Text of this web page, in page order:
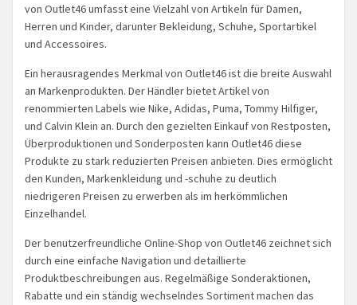
von Outlet46 umfasst eine Vielzahl von Artikeln für Damen,
Herren und Kinder, darunter Bekleidung, Schuhe, Sportartikel
und Accessoires.
Ein herausragendes Merkmal von Outlet46 ist die breite Auswahl
an Markenprodukten. Der Händler bietet Artikel von
renommierten Labels wie Nike, Adidas, Puma, Tommy Hilfiger,
und Calvin Klein an. Durch den gezielten Einkauf von Restposten,
Überproduktionen und Sonderposten kann Outlet46 diese
Produkte zu stark reduzierten Preisen anbieten. Dies ermöglicht
den Kunden, Markenkleidung und -schuhe zu deutlich
niedrigeren Preisen zu erwerben als im herkömmlichen
Einzelhandel.
Der benutzerfreundliche Online-Shop von Outlet46 zeichnet sich
durch eine einfache Navigation und detaillierte
Produktbeschreibungen aus. Regelmäßige Sonderaktionen,
Rabatte und ein ständig wechselndes Sortiment machen das